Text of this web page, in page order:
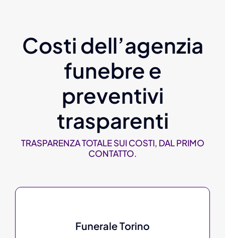
Costi dell’agenzia
funebre e
preventivi
trasparenti
TRASPARENZA TOTALE SUI COSTI, DAL PRIMO
CONTATTO.
Funerale Torino